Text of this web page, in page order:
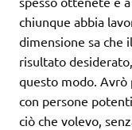
chiunque abbia
dimensione sa che
risultato
questo modo. Avrò
con persone
ciò che volevo,